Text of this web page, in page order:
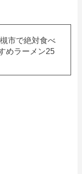
市で絶対食べ
めラーメン25